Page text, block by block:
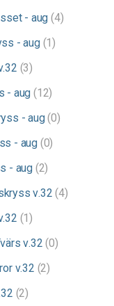
- aug(4)
- aug (1)
(3)
- aug(12)
- aug(0)
- aug (0)
- aug (2)
v.32(4)
(1)
v.32(0)
v.32 (2)
(2)